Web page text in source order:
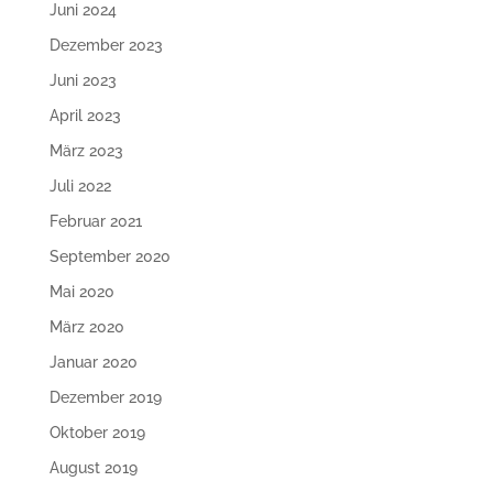
Juni 2024
Dezember 2023
Juni 2023
April 2023
März 2023
Juli 2022
Februar 2021
September 2020
Mai 2020
März 2020
Januar 2020
Dezember 2019
Oktober 2019
August 2019